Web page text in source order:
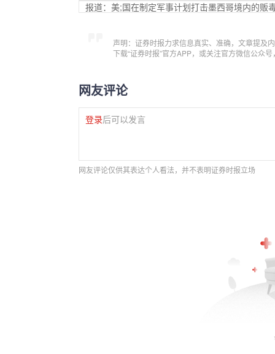
报道：美;国在制定军事计划打击墨西哥境内的贩
声明：证券时报力求信息真实、准确，文章提及
下载“证券时报”官方APP，或关注官方微信公众
网友评论
登录后可以发言
网友评论仅供其表达个人看法，并不表明证券时报立场